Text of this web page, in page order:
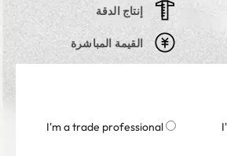
إنتاج الدقة
القيمة المباشرة
I'm a trade professional